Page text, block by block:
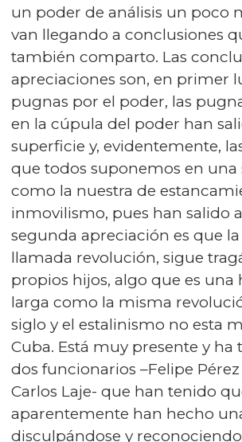
un poder de análisis un poco
van llegando a conclusiones
también comparto. Las
apreciaciones son, en primer
pugnas por el poder, las
en la cúpula del poder han
superficie y, evidentemente,
que todos suponemos en una
como la nuestra de
inmovilismo, pues han salido
segunda apreciación es que
llamada revolución, sigue
propios hijos, algo que es una
larga como la misma
siglo y el estalinismo no esta
Cuba. Está muy presente y ha
dos funcionarios –Felipe
Carlos Laje- que han tenido
aparentemente han hecho
disculpándose y